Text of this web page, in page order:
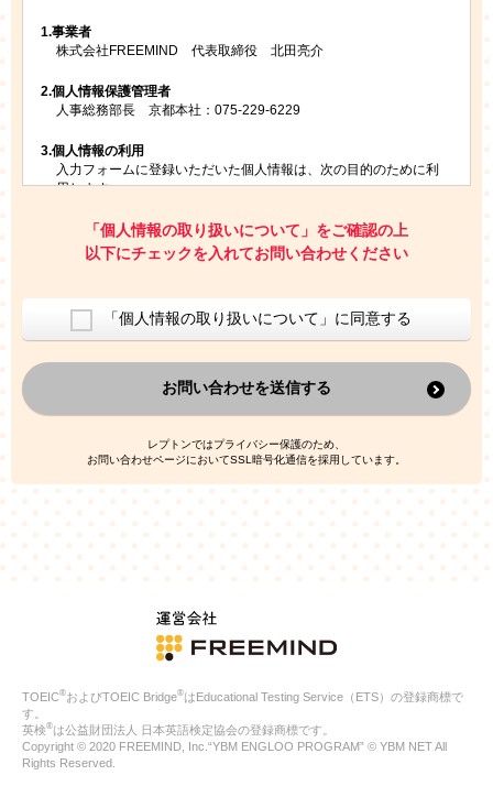
1.事業者
株式会社FREEMIND 代表取締役 北田亮介
2.個人情報保護管理者
人事総務部長 京都本社：075-229-6229
3.個人情報の利用
入力フォームに登録いただいた個人情報は、次の目的のために利
用します。
お問い合わせにお答えするため
レプトンのキャンペーンや新商品（新サービス）、新規開講教
室等をご案内するため
ご利用者の個人情報を、本人が特定されないデータに不可逆変
換した上で、広告・宣伝・販売促進活動に役立てること
上記の利用目的のために第三者へ提供すること
なお、この利用目的を超えた個人情報の取扱いは行いません。ま
た、これ以外の目的で個人情報を利用することはありません。
人情報を、本人が特定されないデータに不可逆変換した上で第三
者広告配信事業者においてマッチングを行い、その結果に基づい
て広告を配信することがあります。第三者広告配信事業者が、こ
れらの情報を広告配信以外の目的で利用することはありません。
4.
個人情報の第三者への提供
当社は、次の場合を除き、ご本人の同意なしに個人情報を第三者
に提供することはありません。
ご本人の同意がある場合
法令に基づく場合
人の生命、身体または財産の保護のために必要がある場合であ
公衆衛生の向上または児童の健全な育成の推進のために特に必
合
特定した利用目的の達成に必要な範囲内において、個人情報の
「個人情報の取り扱いについて」をご確認の上
以下にチェックを入れてお問い合わせください
「個人情報の取り扱いについて」に同意する
お問い合わせを送信する
レプトンではプライバシー保護のため、
お問い合わせページにおいてSSL暗号化通信を採用しています。
TOEIC®およびTOEIC Bridge®はEducational Testing Service（ETS）の登録商標で
す。
英検®は公益財団法人 日本英語検定協会の登録商標です。
Copyright © 2020 FREEMIND, Inc.“YBM ENGLOO PROGRAM” © YBM NET All
Rights Reserved.